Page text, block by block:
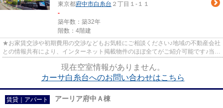
東京都府中市白糸台 ２丁目１-１１
-
築年数：築32年
階数：4階建
★お家賃交渉や初期費用の交渉などもお気軽にご相談ください♪地域の不動産会社
との情報共有により、インターネット掲載物件のほぼ全てがご紹介可能です♪当店
現在空室情報がありません。
カーサ白糸台へのお問い合わせはこちら
賃貸｜アパート アーリア府中Ａ棟